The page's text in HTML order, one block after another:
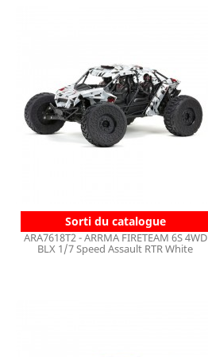
Sorti du catalogue
ARA7618T2 - ARRMA FIRETEAM 6S 4WD
BLX 1/7 Speed Assault RTR White